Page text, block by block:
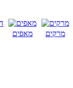
מאפים מרקים